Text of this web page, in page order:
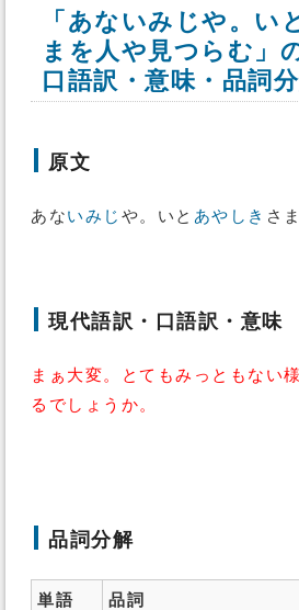
「あないみじや。い
まを人や見つらむ」
口語訳・意味・品詞
原文
あないみじ や。いと あやしき さ
現代語訳・口語訳・意味
まぁ大変。とてもみっともない
るでしょうか。
品詞分解
単語 品詞